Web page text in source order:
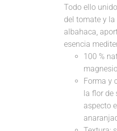
Todo ello
del tomate y
albahaca,
esencia
100 %
Forma y
la flor de
aspecto